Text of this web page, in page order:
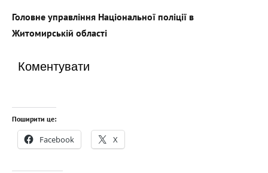
Головне управління Національної поліції в
Житомирській області
Коментувати
Поширити це:
Facebook X